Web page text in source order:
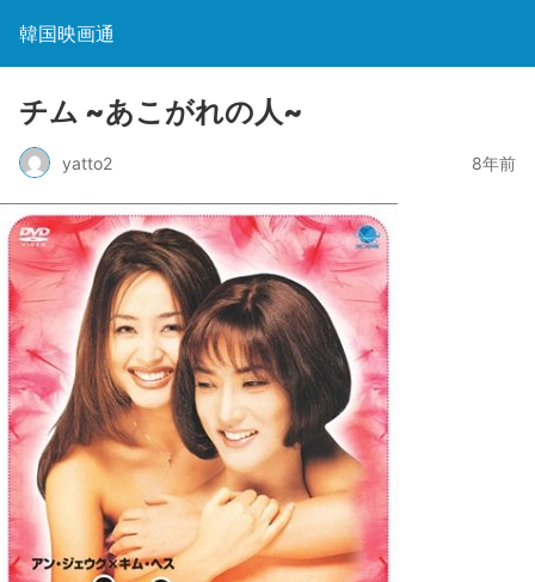
韓国映画通
チム ~あこがれの人~
yatto2 8年前